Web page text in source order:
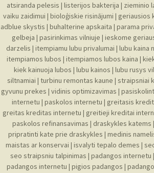
atsiranda pelesis | listerijos bakterija | zieminio
vaiku zaidimui | bioloģiskie risinājumi | geriausios
adblue skystis | buhalterine apskaita | parama
gelbeja | pasirinkimas vilniuje | ieskome
darzelis | itempiamu lubu privalumai | lubu kaina
itempiamos lubos | itempiamos lubos kaina |
kiek kainuoja lubos | lubu kainos | lubu rusys
siltnamiai | turbinu remontas kaune | straipsniai
gyvunu prekes | vidinis optimizavimas |
internetu | paskolos internetu | greitasis
greitas kreditas internetu | greitieji kreditai
paskolos refinansavimas | draskykles katems |
pripratinti kate prie draskykles | medinis
maistas ar konservai | isvalyti tepalo demes |
seo straipsniu talpinimas | padangos internetu |
padangos internetu | pigios padangos |